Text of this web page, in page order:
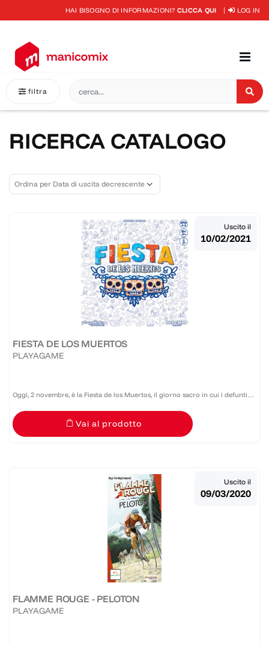
HAI BISOGNO DI INFORMAZIONI? CLICCA QUI LOG IN
filtra
RICERCA CATALOGO
FIESTA DE LOS MUERTOS
PLAYAGAME
Oggi, 2 novembre, è la Fiesta de los Muertos, il giorno sacro in cui i defunti
tornano in vita! La paura più grande di chi è trapassato è una sola: essere
dimenticato! Finché il loro ricordo sarà...
Vai al prodotto
Uscito il
10/02/2021
FLAMME ROUGE - PELOTON
PLAYAGAME
Uscito il
09/03/2020